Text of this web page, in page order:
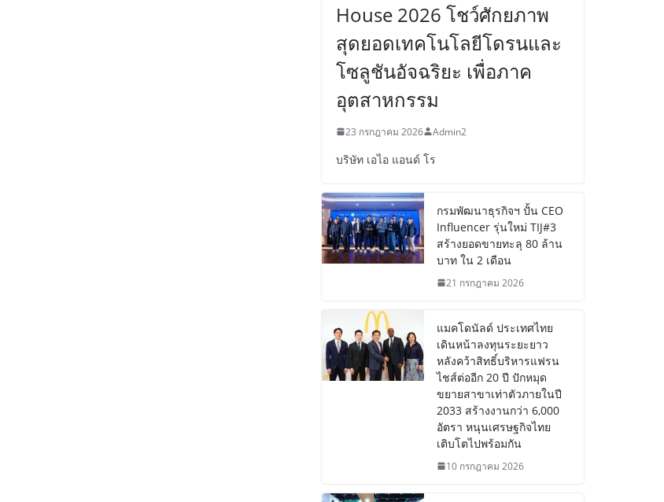
House 2026 โชว์ศักยภาพ
สุดยอดเทคโนโลยีโดรนและ
โซลูชันอัจฉริยะ เพื่อภาค
อุตสาหกรรม
23 กรกฎาคม 2026 Admin2
บริษัท เอไอ แอนด์ โร
กรมพัฒนาธุรกิจฯ ปั้น CEO
Influencer รุ่นใหม่ TIJ#3
สร้างยอดขายทะลุ 80 ล้าน
บาท ใน 2 เดือน
21 กรกฎาคม 2026
แมคโดนัลด์ ประเทศไทย
เดินหน้าลงทุนระยะยาว
หลังคว้าสิทธิ์บริหารแฟรน
ไชส์ต่ออีก 20 ปี ปักหมุด
ขยายสาขาเท่าตัวภายในปี
2033 สร้างงานกว่า 6,000
อัตรา หนุนเศรษฐกิจไทย
เติบโตไปพร้อมกัน
10 กรกฎาคม 2026